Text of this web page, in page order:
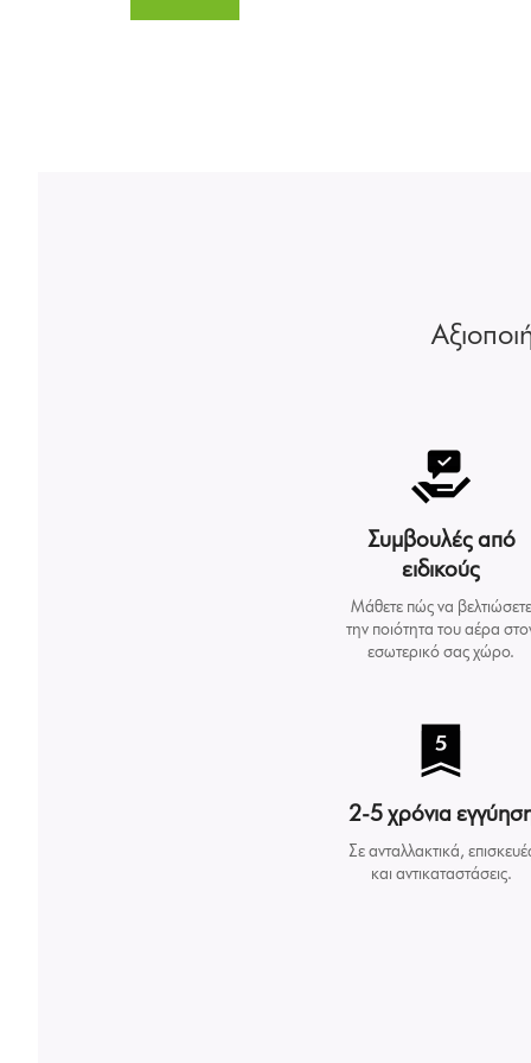
Συμβουλές από
ειδικούς
Μάθετε πώς να βελτιώσετε
την ποιότητα του αέρα
εσωτερικό σας χώρο.
2-5 χρόνια
Σε ανταλλακτικά,
και αντικαταστάσεις.